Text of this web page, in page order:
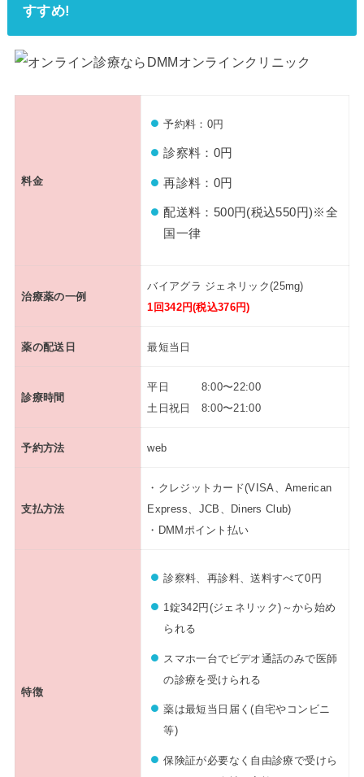
すすめ!
料金
予約料：0円
診察料：0円
再診料：0円
配送料：500円(税込550円)※全
国一律
治療薬の一例
バイアグラ ジェネリック(25mg)
1回342円(税込376円)
薬の配送日 最短当日
診療時間
平日 8:00〜22:00
土日祝日 8:00〜21:00
予約方法 web
支払方法
・クレジットカード(VISA、American
Express、JCB、Diners Club)
・DMMポイント払い
特徴
診察料、再診料、送料すべて0円
1錠342円(ジェネリック)～から始め
られる
スマホ一台でビデオ通話のみで医師
の診療を受けられる
薬は最短当日届く(自宅やコンビニ
等)
保険証が必要なく自由診療で受けら